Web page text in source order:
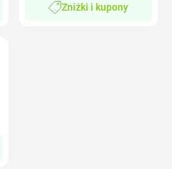
Zniżki i kupony